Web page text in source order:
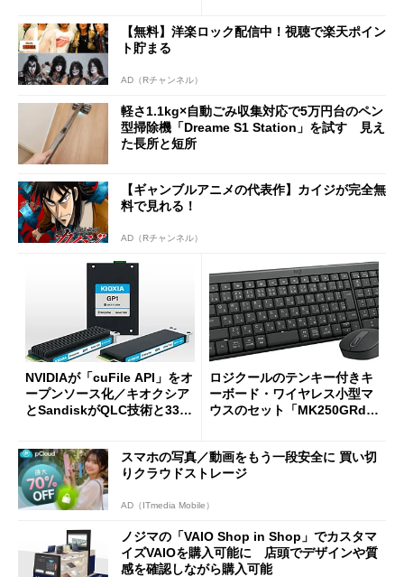
【無料】洋楽ロック配信中！視聴で楽天ポイン
ト貯まる
AD（Rチャンネル）
軽さ1.1kg×自動ごみ収集対応で5万円台のペン
型掃除機「Dreame S1 Station」を試す 見え
た長所と短所
【ギャンブルアニメの代表作】カイジが完全無
料で見れる！
AD（Rチャンネル）
NVIDIAが「cuFile API」をオ
ープンソース化／キオクシア
とSandiskがQLC技術と332
ロジクールのテンキー付きキ
ーボード・ワイヤレス小型マ
ウスのセット「MK250GRd」
スマホの写真／動画をもう一段安全に 買い切
りクラウドストレージ
AD（ITmedia Mobile）
ノジマの「VAIO Shop in Shop」でカスタマ
イズVAIOを購入可能に 店頭でデザインや質
感を確認しながら購入可能